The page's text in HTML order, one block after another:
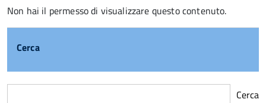
Non hai il permesso di visualizzare questo contenuto.
Cerca
Cerca